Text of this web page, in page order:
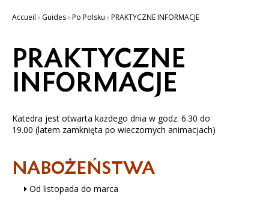
Accueil › Guides› Po Polsku › PRAKTYCZNE INFORMACJE
PRAKTYCZNE
INFORMACJE
Katedra jest otwarta każdego dnia w godz. 6.30 do
19.00 (latem zamknięta po wieczornych animacjach)
NABOŻEŃSTWA
Od listopada do marca